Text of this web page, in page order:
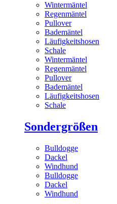
Wintermäntel
Regenmäntel
Pullover
Bademäntel
Läufigkeitshosen
Schale
Wintermäntel
Regenmäntel
Pullover
Bademäntel
Läufigkeitshosen
Schale
Sondergrößen
Bulldogge
Dackel
Windhund
Bulldogge
Dackel
Windhund